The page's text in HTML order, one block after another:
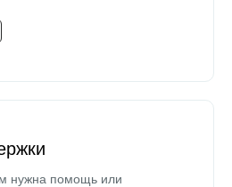
нужна помощь или